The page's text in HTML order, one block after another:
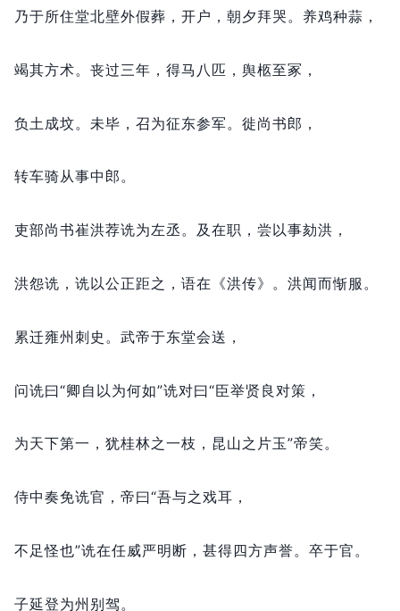
乃于所住堂北壁外假葬， 开户， 朝夕拜哭。 养鸡种蒜，
竭其方术。 丧过三年， 得马八匹， 舆柩至冢，
负土成坟。 未毕， 召为征东参军。 徙尚书郎，
转车骑从事中郎。
吏部尚书崔洪荐诜为左丞。 及在职， 尝以事劾洪，
洪怨诜， 诜以公正距之， 语在《洪传》。 洪闻而惭服。
累迁雍州刺史。 武帝于东堂会送，
问诜曰“卿自以为何如”诜对曰“臣举贤良对策，
为天下第一， 犹桂林之一枝， 昆山之片玉”帝笑。
侍中奏免诜官， 帝曰“吾与之戏耳，
不足怪也”诜在任威严明断， 甚得四方声誉。 卒于官。
子延登为州别驾。